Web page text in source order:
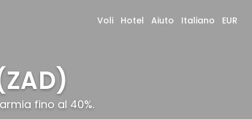
Voli Hotel Aiuto Italiano EUR
fino al 40%.